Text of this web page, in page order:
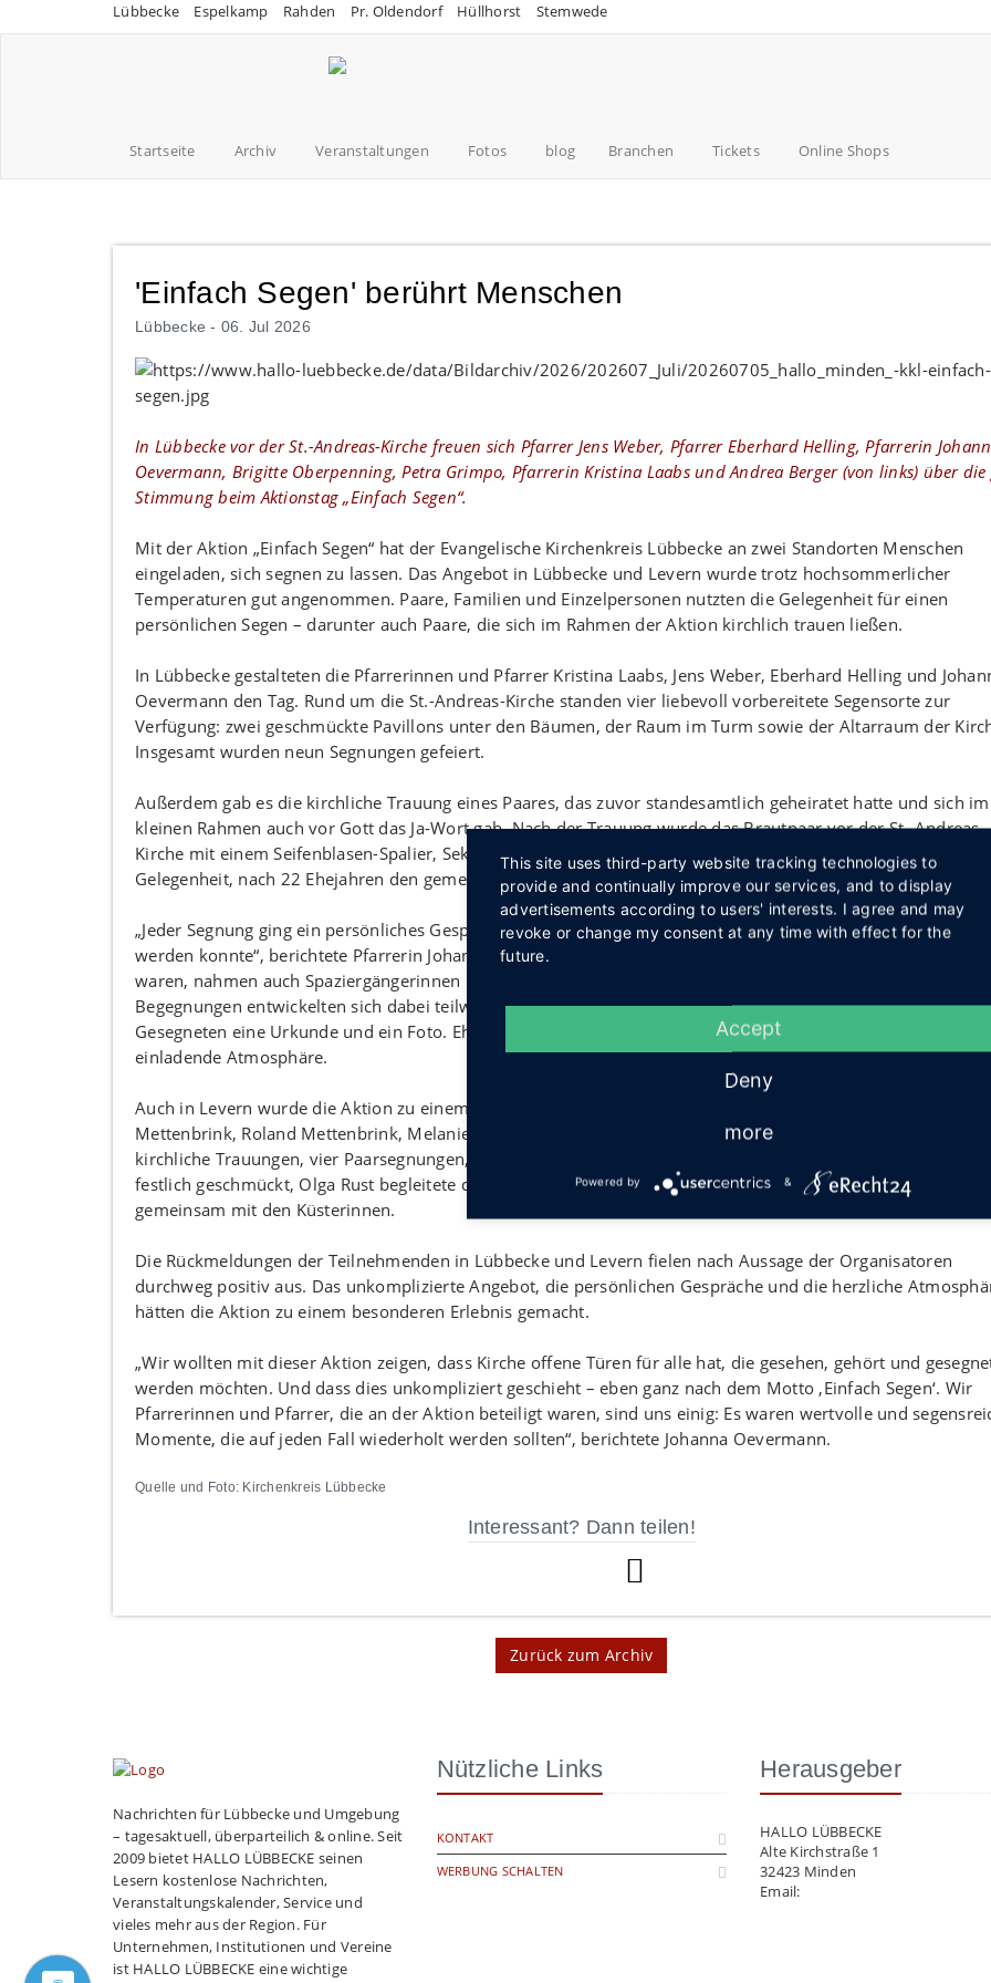
Lübbecke Espelkamp Rahden Pr. Oldendorf Hüllhorst Stemwede
Startseite Archiv Veranstaltungen Fotos blog Branchen Tickets Online Shops
'Einfach Segen' berührt Menschen
Lübbecke - 06. Jul 2026
In Lübbecke vor der St.-Andreas-Kirche freuen sich Pfarrer Jens Weber, Pfarrer Eberhard Helling, Pfarrerin
Oevermann, Brigitte Oberpenning, Petra Grimpo, Pfarrerin Kristina Laabs und Andrea Berger (von links) über die
Stimmung beim Aktionstag „Einfach Segen“.
Mit der Aktion „Einfach Segen“ hat der Evangelische Kirchenkreis Lübbecke an zwei Standorten Menschen
eingeladen, sich segnen zu lassen. Das Angebot in Lübbecke und Levern wurde trotz hochsommerlicher
Temperaturen gut angenommen. Paare, Familien und Einzelpersonen nutzten die Gelegenheit für einen
persönlichen Segen – darunter auch Paare, die sich im Rahmen der Aktion kirchlich trauen ließen.
In Lübbecke gestalteten die Pfarrerinnen und Pfarrer Kristina Laabs, Jens Weber, Eberhard Helling und
Oevermann den Tag. Rund um die St.-Andreas-Kirche standen vier liebevoll vorbereitete Segensorte zur
Verfügung: zwei geschmückte Pavillons unter den Bäumen, der Raum im Turm sowie der Altarraum der
Insgesamt wurden neun Segnungen gefeiert.
Außerdem gab es die kirchliche Trauung eines Paares, das zuvor standesamtlich geheiratet hatte und sich im
kleinen Rahmen auch vor Gott das Ja-Wort gab. Nach der Trauung wurde das Brautpaar vor der St.-Andreas-
Kirche mit einem Seifenblasen-Spalier, Sekt und kleinen Snacks empfangen. Ein anderes Paar nutzte die
Gelegenheit, nach 22 Ehejahren den gemeinsamen Lebensweg erneut unter Gottes Segen zu stellen.
„Jeder Segnung ging ein persönliches Gespräch voraus, sodass für alle ein individuelles Segenswort gefunden
werden konnte“, berichtete Pfarrerin Johanna Oevermann. Neben Gästen, die gezielt nach Lübbecke
waren, nahmen auch Spaziergängerinnen und Spaziergänger das Angebot spontan wahr. Aus kurzen
Begegnungen entwickelten sich dabei teilweise auch seelsorgerliche Gespräche. Als Erinnerung erhielten die
Gesegneten eine Urkunde und ein Foto. Ehrenamtliche sorgten mit kühlen Getränken und kleinen Snacks
einladende Atmosphäre.
Auch in Levern wurde die Aktion zu einem besonderen Tag. Gemeinsam mit den Pfarrerinnen und Pfarrern
Mettenbrink, Roland Mettenbrink, Melanie Grauer, Hilke Vollert und Steffen Bäcker wurden eine Taufe, zwei
kirchliche Trauungen, vier Paarsegnungen, ein Familiensegen sowie vier Einzelsegnungen gefeiert. Die
festlich geschmückt, Olga Rust begleitete die Feierlichkeiten am Klavier. Für die Bewirtung sorgten
gemeinsam mit den Küsterinnen.
Die Rückmeldungen der Teilnehmenden in Lübbecke und Levern fielen nach Aussage der Organisatoren
durchweg positiv aus. Das unkomplizierte Angebot, die persönlichen Gespräche und die herzliche
hätten die Aktion zu einem besonderen Erlebnis gemacht.
„Wir wollten mit dieser Aktion zeigen, dass Kirche offene Türen für alle hat, die gesehen, gehört und
werden möchten. Und dass dies unkompliziert geschieht – eben ganz nach dem Motto ‚Einfach Segen‘. Wir
Pfarrerinnen und Pfarrer, die an der Aktion beteiligt waren, sind uns einig: Es waren wertvolle und
Momente, die auf jeden Fall wiederholt werden sollten“, berichtete Johanna Oevermann.
Quelle und Foto: Kirchenkreis Lübbecke
Interessant? Dann teilen!
Zurück zum Archiv
Nachrichten für Lübbecke und Umgebung
– tagesaktuell, überparteilich & online. Seit
2009 bietet HALLO LÜBBECKE seinen
Lesern kostenlose Nachrichten,
Veranstaltungskalender, Service und
vieles mehr aus der Region. Für
Unternehmen, Institutionen und Vereine
ist HALLO LÜBBECKE eine wichtige
Nützliche Links
KONTAKT
WERBUNG SCHALTEN
Herausgeber
HALLO LÜBBECKE
Alte Kirchstraße 1
32423 Minden
Email:
This site uses third-party website tracking technologies to
provide and continually improve our services, and to display
advertisements according to users' interests. I agree and may
revoke or change my consent at any time with effect for the
future.
Accept
Deny
more
Powered by &